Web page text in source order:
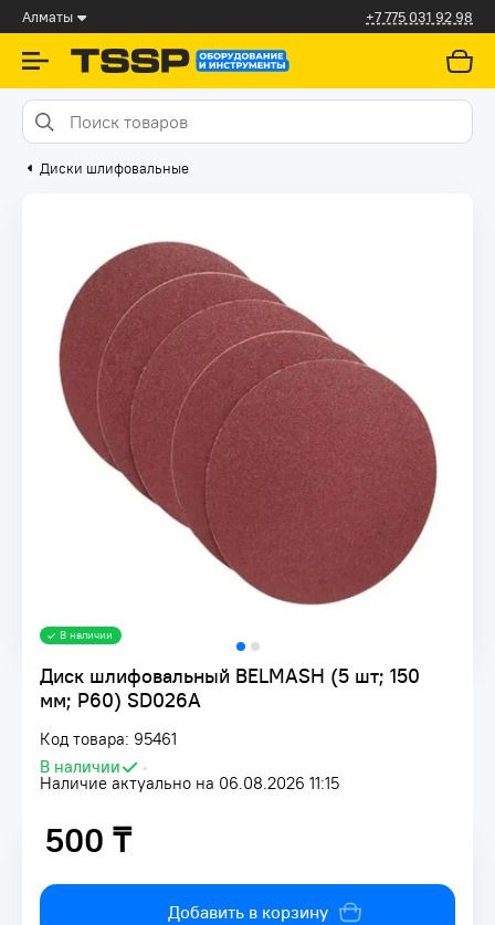
Алматы +7 775 031 92 98
Диски шлифовальные
Диск шлифовальный BELMASH (5 шт; 150
мм; Р60) SD026A
Код товара: 95461
В наличии
•
Наличие актуально на 06.08.2026 11:15
В наличии
500 ₸
500 ₸
Добавить в корзину